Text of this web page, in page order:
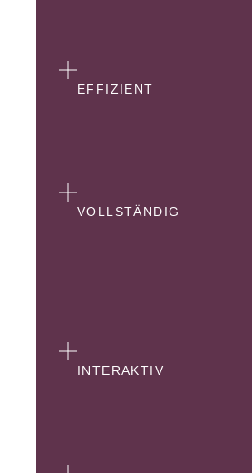
EFFIZIENT
VOLLSTÄNDIG
INTERAKTIV